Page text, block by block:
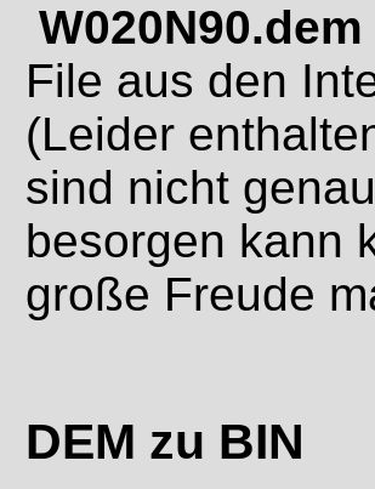
W020N90.dem
File aus den
(Leider
sind nicht
besorgen kann
große Freude
DEM zu BIN